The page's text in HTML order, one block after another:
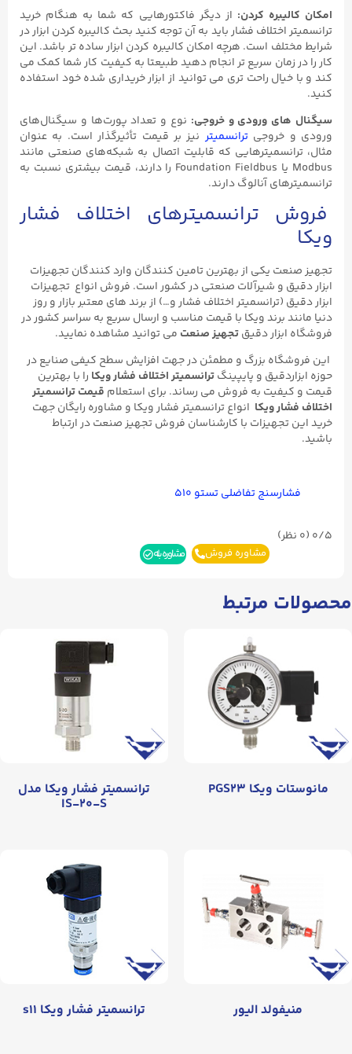
امکان کالیبره کردن: از دیگر فاکتورهایی که شما به هنگام خرید
ترانسمیتر اختلاف فشار باید به آن توجه کنید بحث کالیبره کردن ابزار در
شرایط مختلف است. هرچه امکان کالیبره کردن ابزار ساده تر باشد. این
کار را در زمان سریع تر انجام دهید طبیعتا به کیفیت کار شما کمک می
کند و با خیال راحت تری می توانید از ابزار خریداری شده خود استفاده
کنید.
سیگنال های ورودی و خروجی: نوع و تعداد پورت‌ها و سیگنال‌های
ورودی و خروجیترانسمیترنیز بر قیمت تأثیرگذار است. به عنوان
مثال، ترانسمیترهایی که قابلیت اتصال به شبکه‌های صنعتی مانند
Modbus یا Foundation Fieldbus را دارند، قیمت بیشتری نسبت به
ترانسمیترهای آنالوگ دارند.
فروش ترانسمیترهای اختلاف فشار
ویکا
تجهیز صنعت یکی از بهترین تامین کنندگان وارد کنندگان تجهیزات
ابزار دقیق و شیرآلات صنعتی در کشور است. فروش انواع تجهیزات
ابزار دقیق (ترانسمیتر اختلاف فشار و…) از برند های معتبر بازار و روز
دنیا مانند برند ویکا با قیمت مناسب و ارسال سریع به سراسر کشور در
فروشگاه ابزار دقیقتجهیز صنعت می توانید مشاهده نمایید.
این فروشگاه بزرگ و مطمئن در جهت افزایش سطح کیفی صنایع در
حوزه ابزاردقیق و پایپینگترانسمیتر اختلاف فشار ویکا را با بهترین
قیمت و کیفیت به فروش می رساند. برای استعلام قیمت ترانسمیتر
اختلاف فشار ویکا انواع ترانسمیتر فشار ویکا و مشاوره رایگان جهت
خرید این تجهیزات با کارشناسان فروش تجهیز صنعت در ارتباط
باشید.
فشارسنج تفاضلی تستو ۵۱۰
0/5 (۰ نظر)
مشاوره فروش مشاوره بله
محصولات مرتبط
مانوستات ويکا PGS۲۳ ترانسمیتر فشار ویکا مدل
IS-۲۰-S
منیفولد الیور ترانسمیتر فشار ویکا s۱۱